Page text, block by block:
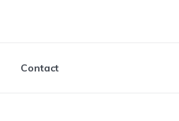
Contact